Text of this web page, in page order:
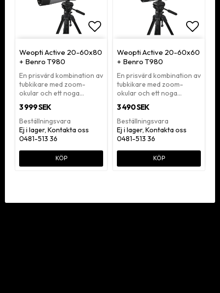
Weopti Active 20-60x80
+ Benro T980
En prisvärd kombination av
tubkikare med zoom-
okular och ett noga…
3 999 SEK
Beställningsvara
Ej i lager, Kontakta oss
0481-513 36
KÖP
Weopti Active 20-60x60
+ Benro T980
En prisvärd kombination av
tubkikare med zoom-
okular och ett noga…
3 490 SEK
Beställningsvara
Ej i lager, Kontakta oss
0481-513 36
KÖP